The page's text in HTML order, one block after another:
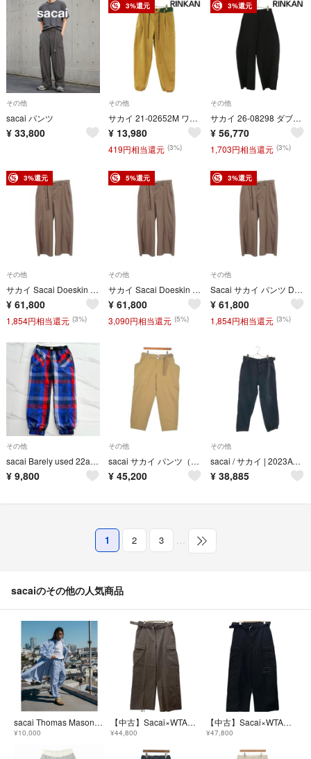
その他
sacai パンツ
¥ 33,800
3%還元
その他
サカイ 21-02652M ワイドテーパードロングパンツ メンズ 2
¥ 13,980
419円相当還元 (3%)
3%還元
その他
サカイ 26-08298 ダブルフェイスシルクロングパンツ メンズ 1
¥ 56,770
1,703円相当還元 (3%)
3%還元
その他
サカイ Sacai Doeskin Pants ピンストライプ ワイド パンツ 衣料品 ボトムス ウール メンズ グレー系 25-03634M 【中古】
¥ 61,800
1,854円相当還元 (3%)
5%還元
その他
サカイ Sacai Doeskin Pants ピンストライプ ワイド パンツ 衣料品 ボトムス ウール メンズ グレー系 25-03634M 【中古】
¥ 61,800
3,090円相当還元 (5%)
3%還元
その他
Sacai サカイ パンツ Doeskin Pants ピンストライプ ワイド
¥ 61,800
1,854円相当還元 (3%)
その他
sacai Barely used 22aw easy pants nylon
¥ 9,800
その他
sacai サカイ パンツ（その他） S ベージュ 【古着】【中古】【送料無料】
¥ 45,200
その他
sacai / サカイ | 2023AW | ×Carhartt WIP / Canvas Pants キャンバス ペインターパンツ | 3 | ブラック | メンズ
¥ 38,885
1 2 3 …
sacaiのその他の人気商品
sacai Thomas Mason pants
¥10,000
【中古】Sacai×WTAPS | サカイ×ダブルタップス 25SS Cotton Back Satin Pants 01 コットンバック サテンパンツ 25-03695M ベージュ サイズ：1【尾張小牧店】
¥44,800
【中古】Sacai×WTAPS | サカイ×ダブルタップス 25SS Cotton Back Satin Pants 01 コットンバック サテンパンツ 25-03695M ブラック サイズ：1【尾張小牧店】
¥47,800